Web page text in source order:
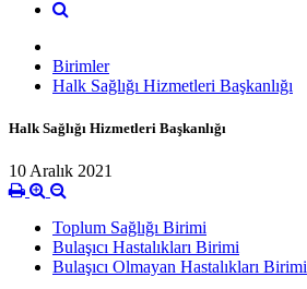
Birimler
Halk Sağlığı Hizmetleri Başkanlığı
Halk Sağlığı Hizmetleri Başkanlığı
10 Aralık 2021
Toplum Sağlığı Birimi
Bulaşıcı Hastalıkları Birimi
Bulaşıcı Olmayan Hastalıkları Birimi